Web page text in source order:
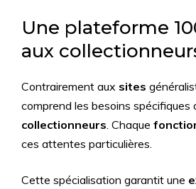
Une plateforme
aux
Contrairement aux sites
comprend les besoins spécifiques
collectionneurs. Chaque
ces attentes particulières.
Cette spécialisation garantit une